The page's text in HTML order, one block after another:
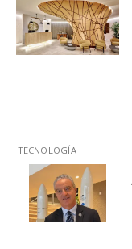
TECNOLOGÍA